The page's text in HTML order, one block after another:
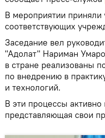
В мероприятии приняли
соответствующих
Заседание вел
"Адолат" Нариман
в стране реализованы
по внедрению в
и технологий.
В эти процессы
представляющая свои